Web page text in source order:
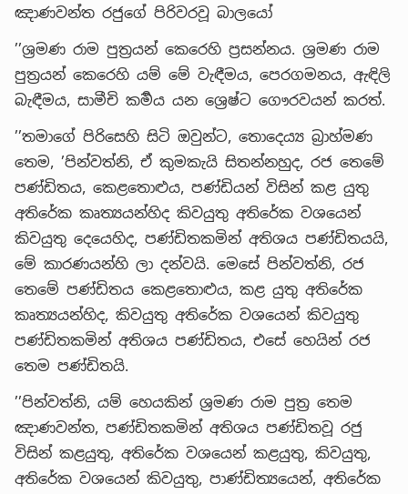
ඤාණවන්ත රජුගේ පිරිවරවූ බාලයෝ
’’ශ්‍රමණ රාම පුත්‍රයන් කෙරෙහි ප්‍රසන්නය. ශ්‍රමණ රාම
පුත්‍රයන් කෙරෙහි යම් මේ වැඳීමය, පෙරගමනය, ඇඳිලි
බැඳීමය, සාමීචි කර්‍මය යන ශ්‍රෙෂ්ට ගෞරවයන් කරත්.
’’තමාගේ පිරිසෙහි සිටි ඔවුන්ට, තොදෙය්‍ය බ්‍රාහ්මණ
තෙම, ’පින්වත්නි, ඒ කුමකැයි සිතන්නහුද, රජ තෙමේ
පණ්ඩිතය, කෙළතොළුය, පණ්ඩියන් විසින් කළ යුතු
අතිරේක කෘත්‍යයන්හිද කිවයුතු අතිරේක වශයෙන්
කිවයුතු දෙයෙහිද, පණ්ඩිතකමින් අතිශය පණ්ඩිතයයි,
මේ කාරණයන්හි ලා දන්වයි. මෙසේ පින්වත්නි, රජ
තෙමේ පණ්ඩිතය කෙළතොළුය, කළ යුතු අතිරේක
කෘත්‍යයන්හිද, කිවයුතු අතිරේක වශයෙන් කිවයුතු
පණ්ඩිතකමින් අතිශය පණ්ඩිතය, එසේ හෙයින් රජ
තෙම පණ්ඩිතයි.
’’පින්වත්නි, යම් හෙයකින් ශ්‍රමණ රාම පුත්‍ර තෙම
ඤාණවන්ත, පණ්ඩිතකමින් අතිශය පණ්ඩිතවූ රජු
විසින් කළයුතු, අතිරේක වශයෙන් කළයුතු, කිවයුතු,
අතිරේක වශයෙන් කිවයුතු, පාණ්ඩිත්‍යයෙන්, අතිරේක